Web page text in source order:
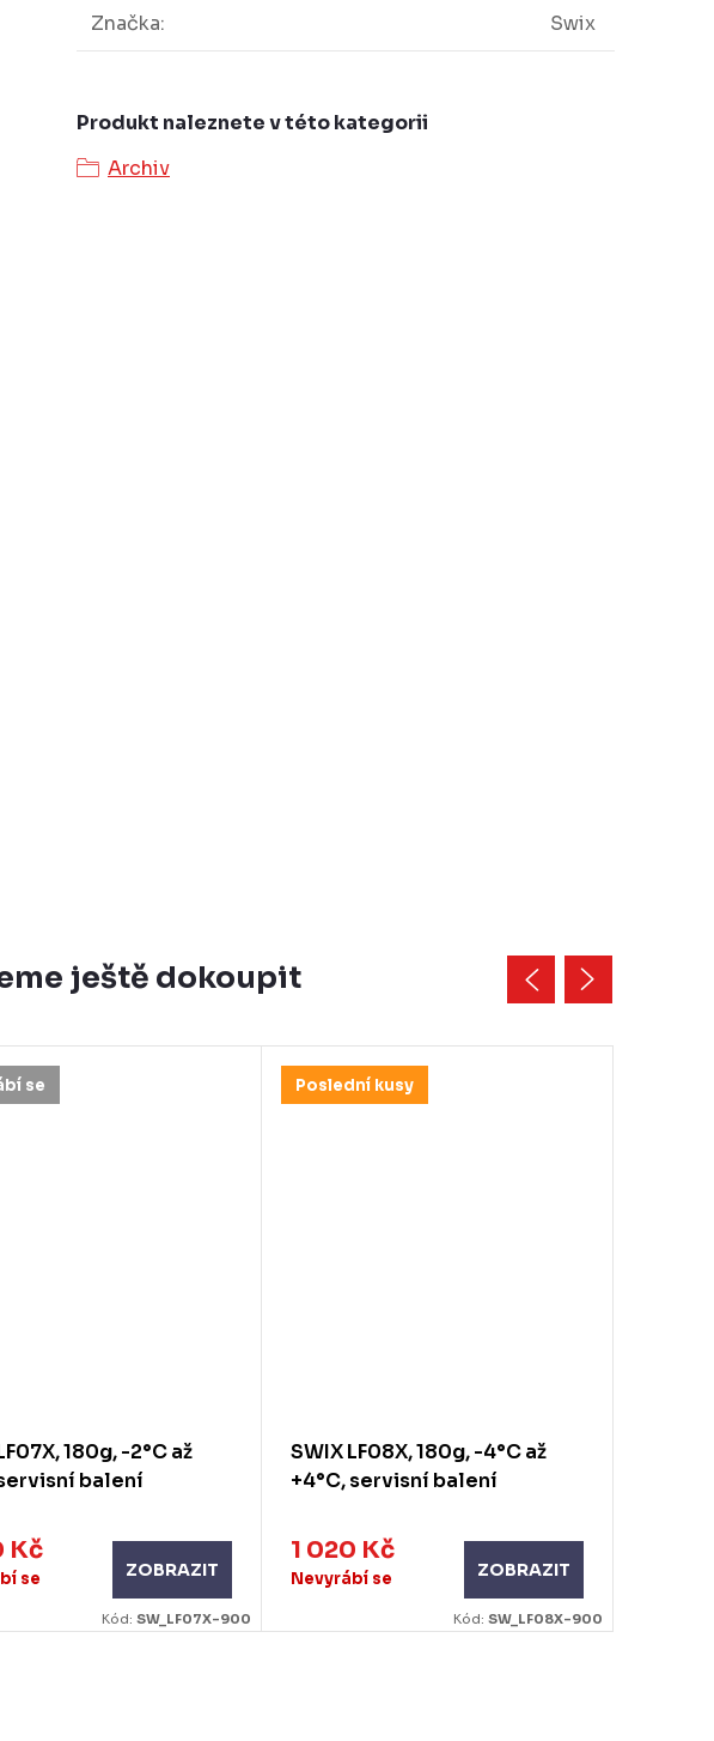
Značka: Swix
Produkt naleznete v této kategorii
Archiv
ještě dokoupit
se
180g, -2°C až
balení
Kč
se ZOBRAZIT
Kód: SW_LF07X-900
Poslední kusy
SWIX LF08X, 180g, -4°C až
+4°C, servisní balení
1 020 Kč
Nevyrábí se ZOBRAZIT
Kód: SW_LF08X-900